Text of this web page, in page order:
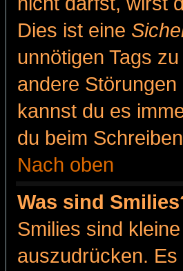
Dies ist eine
unnötigen Tags
andere
kannst du es
du beim
Nach oben
Was sind
Smilies sind
auszudrücken.